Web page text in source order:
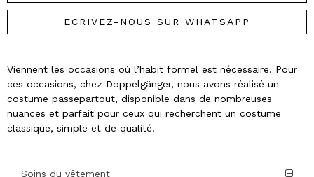
ECRIVEZ-NOUS SUR WHATSAPP
Viennent les occasions où l’habit formel est nécessaire. Pour
ces occasions, chez Doppelgänger, nous avons réalisé un
costume passepartout, disponible dans de nombreuses
nuances et parfait pour ceux qui recherchent un costume
classique, simple et de qualité.
Soins du vêtement